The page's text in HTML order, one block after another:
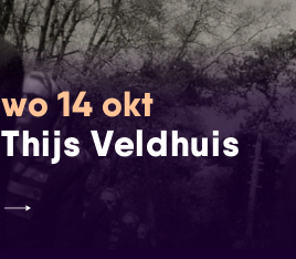
wo 14 okt
Thijs Veldhuis